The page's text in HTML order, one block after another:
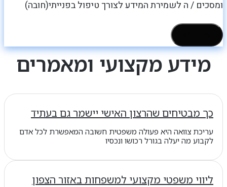
ומסכים / ה לשמירת המידע לצורך טיפול בפנייתי(חובה)
מידע מקצועי ומאמרים
כך מבטיחים שהרצון האישי יישמר גם בעתיד
עריכת צוואה היא פעולה משפטית חשובה המאפשרת לכל אדם
לקבוע מה יעלה בגורל רכושו ונכסיו
ליווי משפטי מקצועי למשפחות באזור הצפון